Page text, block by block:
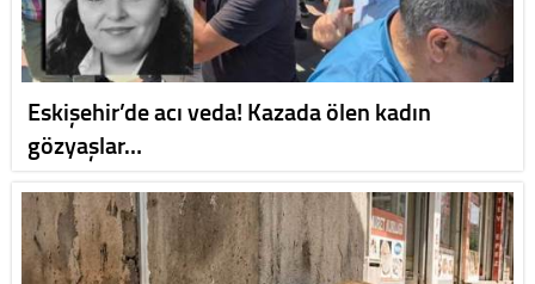
Eskişehir’de acı veda! Kazada ölen kadın
gözyaşlar…